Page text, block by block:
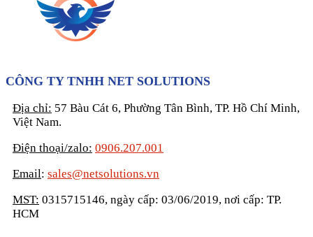
CÔNG TY TNHH NET SOLUTIONS
Địa chỉ: 57 Bàu Cát 6, Phường Tân Bình, TP. Hồ Chí Minh,
Việt Nam.
Điện thoại/zalo: 0906.207.001
Email: sales@netsolutions.vn
MST: 0315715146, ngày cấp: 03/06/2019, nơi cấp: TP.
HCM